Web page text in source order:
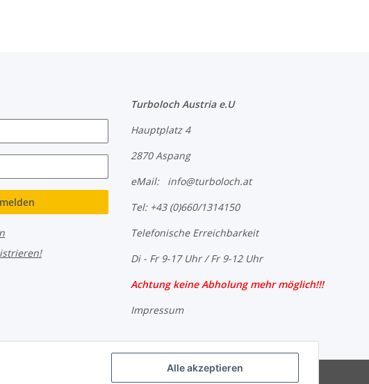
Turboloch Austria e.U
Hauptplatz 4
2870 Aspang
eMail: info@turboloch.at
Tel: +43 (0)660/1314150
Telefonische Erreichbarkeit
Di - Fr 9-17 Uhr / Fr 9-12 Uhr
Achtung keine Abholung mehr möglich!!!
Impressum
Alle akzeptieren